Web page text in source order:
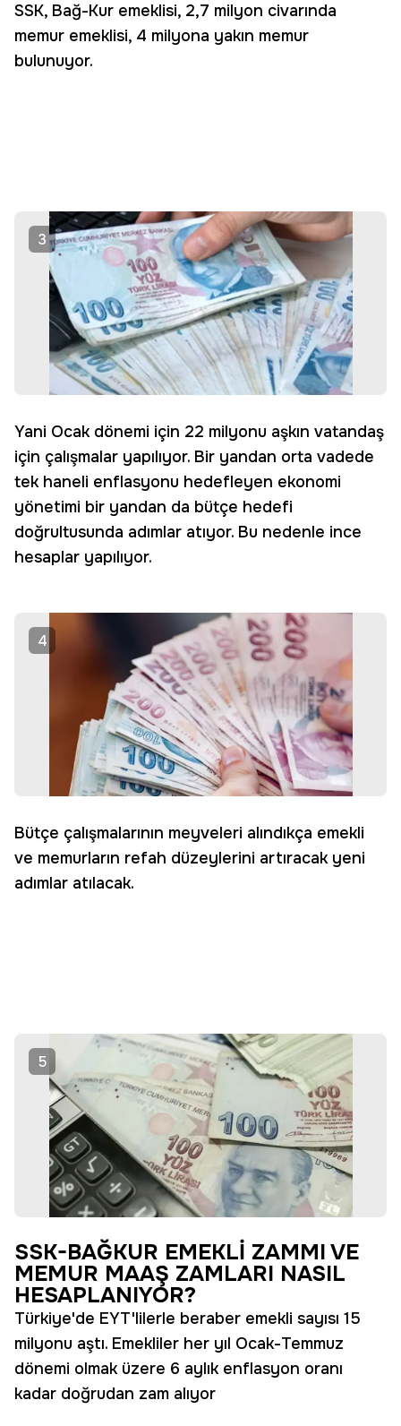
SSK, Bağ-Kur emeklisi, 2,7 milyon civarında
memur emeklisi, 4 milyona yakın memur
bulunuyor.
3
Yani Ocak dönemi için 22 milyonu aşkın vatandaş
için çalışmalar yapılıyor. Bir yandan orta vadede
tek haneli enflasyonu hedefleyen ekonomi
yönetimi bir yandan da bütçe hedefi
doğrultusunda adımlar atıyor. Bu nedenle ince
hesaplar yapılıyor.
4
Bütçe çalışmalarının meyveleri alındıkça emekli
ve memurların refah düzeylerini artıracak yeni
adımlar atılacak.
5
SSK-BAĞKUR EMEKLİ ZAMMI VE
MEMUR MAAŞ ZAMLARI NASIL
HESAPLANIYOR?
Türkiye'de EYT'lilerle beraber emekli sayısı 15
milyonu aştı. Emekliler her yıl Ocak-Temmuz
dönemi olmak üzere 6 aylık enflasyon oranı
kadar doğrudan zam alıyor